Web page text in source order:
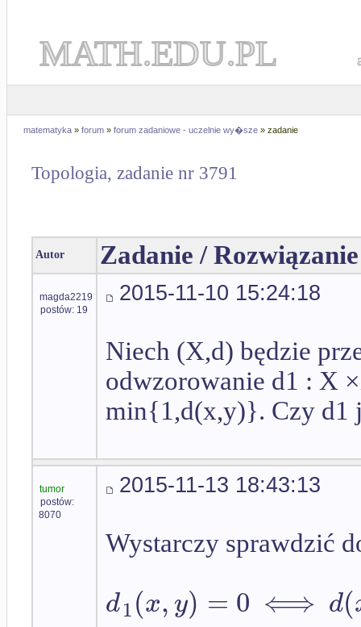
MATH.EDU.PL
matematyka » forum » forum zadaniowe - uczelnie wy�sze » zadanie
Topologia, zadanie nr 3791
Autor Zadanie / Rozwiązanie
magda2219
postów: 19
2015-11-10 15:24:18
Niech (X,d) będzie
odwzorowanie d1 : X
min{1,d(x,y)}. Czy d1
tumor
postów:
8070
2015-11-13 18:43:13
Wystarczy sprawdzić
d1(x,y) = 0 ⟺ d(